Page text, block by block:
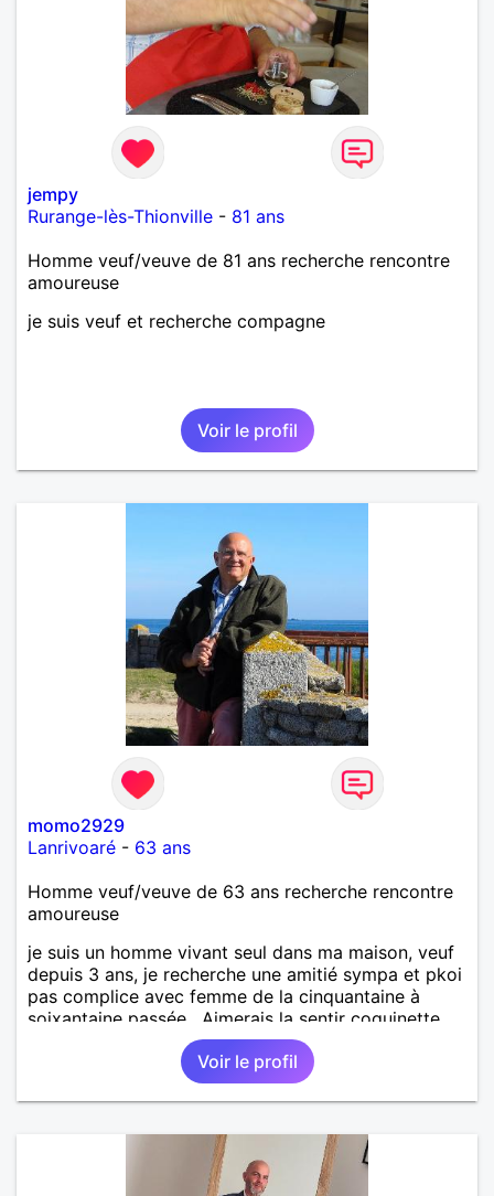
jempy
Rurange-lès-Thionville - 81 ans
Homme veuf/veuve de 81 ans recherche rencontre
amoureuse
je suis veuf et recherche compagne
Voir le profil
momo2929
Lanrivoaré - 63 ans
Homme veuf/veuve de 63 ans recherche rencontre
amoureuse
je suis un homme vivant seul dans ma maison, veuf
depuis 3 ans, je recherche une amitié sympa et pkoi
pas complice avec femme de la cinquantaine à
soixantaine passée . Aimerais la sentir coquinette,
pour se faire des bisous et qui sait se découvrir
Voir le profil